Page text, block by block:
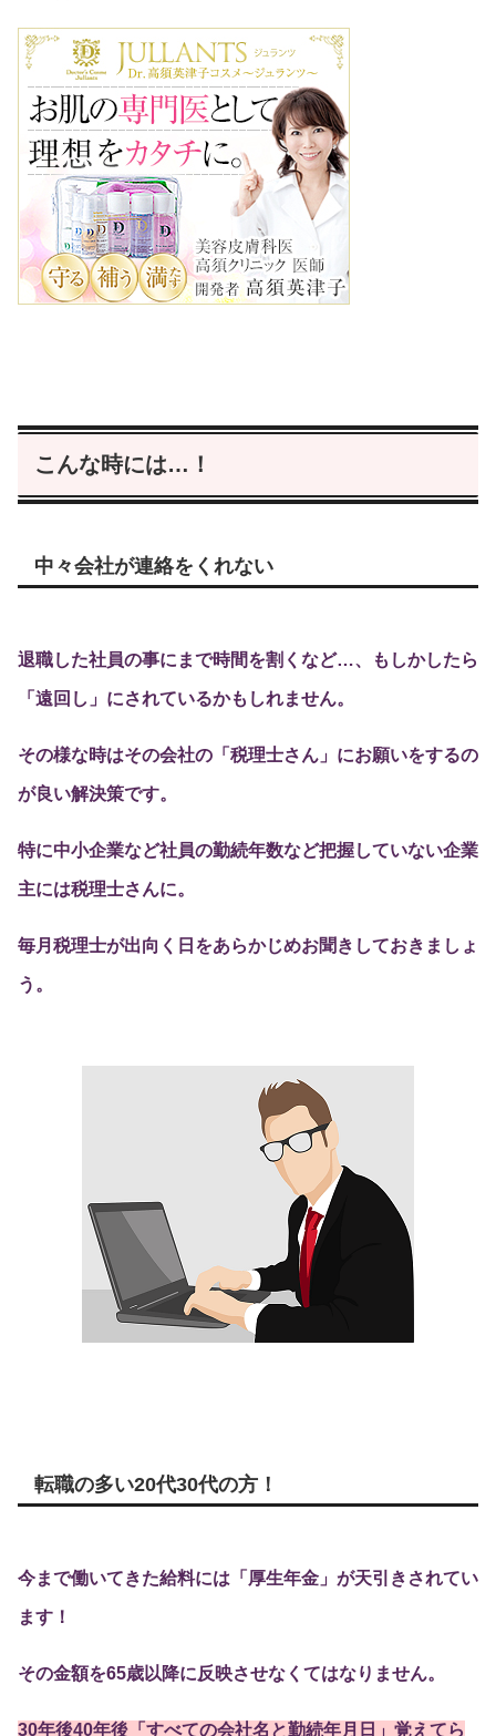
こんな時には…！
中々会社が連絡をくれない
退職した社員の事にまで時間を割くなど…、もしかしたら
「遠回し」にされているかもしれません。
その様な時はその会社の「税理士さん」にお願いをするの
が良い解決策です。
特に中小企業など社員の勤続年数など把握していない企業
主には税理士さんに。
毎月税理士が出向く日をあらかじめお聞きしておきましょ
う。
転職の多い20代30代の方！
今まで働いてきた給料には「厚生年金」が天引きされてい
ます！
その金額を65歳以降に反映させなくてはなりません。
30年後40年後「すべての会社名と勤続年月日」覚えてら